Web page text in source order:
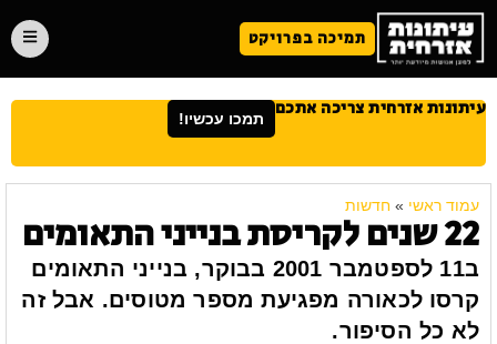
תמיכה בפרויקט
עיתונות אזרחית צריכה אתכם תמכו עכשיו!
עמוד ראשי » חדשות
22 שנים לקריסת בנייני התאומים
ב11 לספטמבר 2001 בבוקר, בנייני התאומים
קרסו לכאורה מפגיעת מספר מטוסים. אבל זה
לא כל הסיפור.